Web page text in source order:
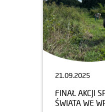
21.09.2025
FINAŁ AKCJI
ŚWIATA WE